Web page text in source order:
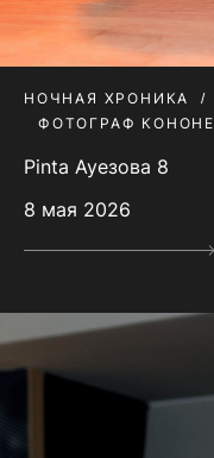
НОЧНАЯ ХРОНИКА
ФОТОГРАФ
Pinta Ауезова 8
8 мая 2026